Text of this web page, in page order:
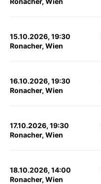
15.10.2026, 19:30
Ronacher, Wien
16.10.2026, 19:30
Ronacher, Wien
17.10.2026, 19:30
Ronacher, Wien
18.10.2026, 14:00
Ronacher, Wien